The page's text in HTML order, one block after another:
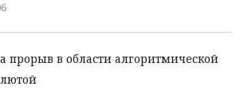
прорыв в области алгоритмической